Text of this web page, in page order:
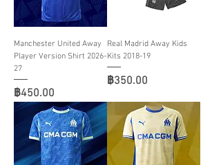
Manchester United Away
Player Version Shirt 2026-
27
ราคา
฿450.00
Real Madrid Away Kids
Kits 2018-19
ราคา
฿350.00